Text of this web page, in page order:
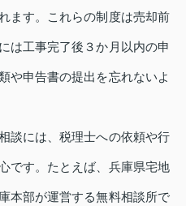
ます。これらの制度は売却前
は工事完了後３か月以内の申
や申告書の提出を忘れないよ
談には、税理士への依頼や行
です。たとえば、兵庫県宅地
本部が運営する無料相談所で